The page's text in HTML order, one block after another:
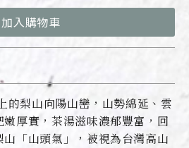
加入購物車
的梨山向陽山巒，山勢綿延、雲
厚實，茶湯滋味濃郁豐富，回
「山頭氣」，被視為台灣高山